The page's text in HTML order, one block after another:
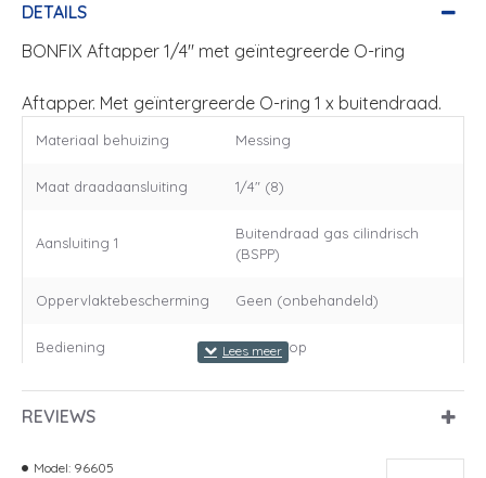
DETAILS
BONFIX Aftapper 1/4" met geïntegreerde O-ring
Aftapper. Met geïntergreerde O-ring 1 x buitendraad.
Materiaal behuizing Messing
Maat draadaansluiting 1/4" (8)
Aansluiting 1
Buitendraad gas cilindrisch
(BSPP)
Oppervlaktebescherming Geen (onbehandeld)
Bediening Draaiknop
REVIEWS
Model: 96605